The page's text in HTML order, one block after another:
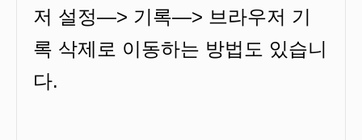
저 설정—> 기록—> 브라우저 기
록 삭제로 이동하는 방법도 있습니
다.